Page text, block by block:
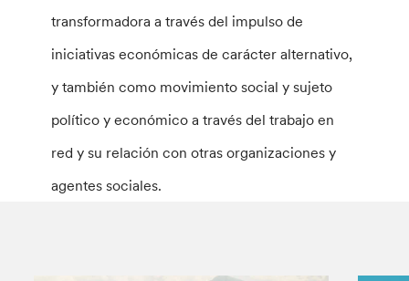
transformadora a través del impulso de
iniciativas económicas de carácter alternativo,
y también como movimiento social y sujeto
político y económico a través del trabajo en
red y su relación con otras organizaciones y
agentes sociales.